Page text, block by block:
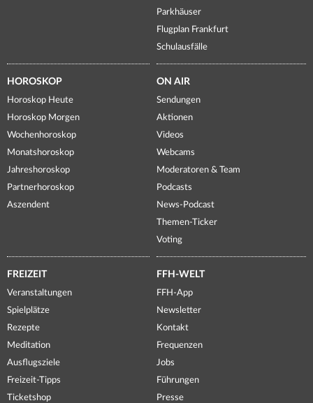
Parkhäuser
Flugplan Frankfurt
Schulausfälle
HOROSKOP
Horoskop Heute
Horoskop Morgen
Wochenhoroskop
Monatshoroskop
Jahreshoroskop
Partnerhoroskop
Aszendent
ON AIR
Sendungen
Aktionen
Videos
Webcams
Moderatoren & Team
Podcasts
News-Podcast
Themen-Ticker
Voting
FREIZEIT
Veranstaltungen
Spielplätze
Rezepte
Meditation
Ausflugsziele
Freizeit-Tipps
Ticketshop
FFH-WELT
FFH-App
Newsletter
Kontakt
Frequenzen
Jobs
Führungen
Presse